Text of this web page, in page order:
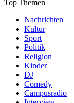
Top Themen
Nachrichten
Kultur
Sport
Politik
Religion
Kinder
DJ
Comedy
Campusradio